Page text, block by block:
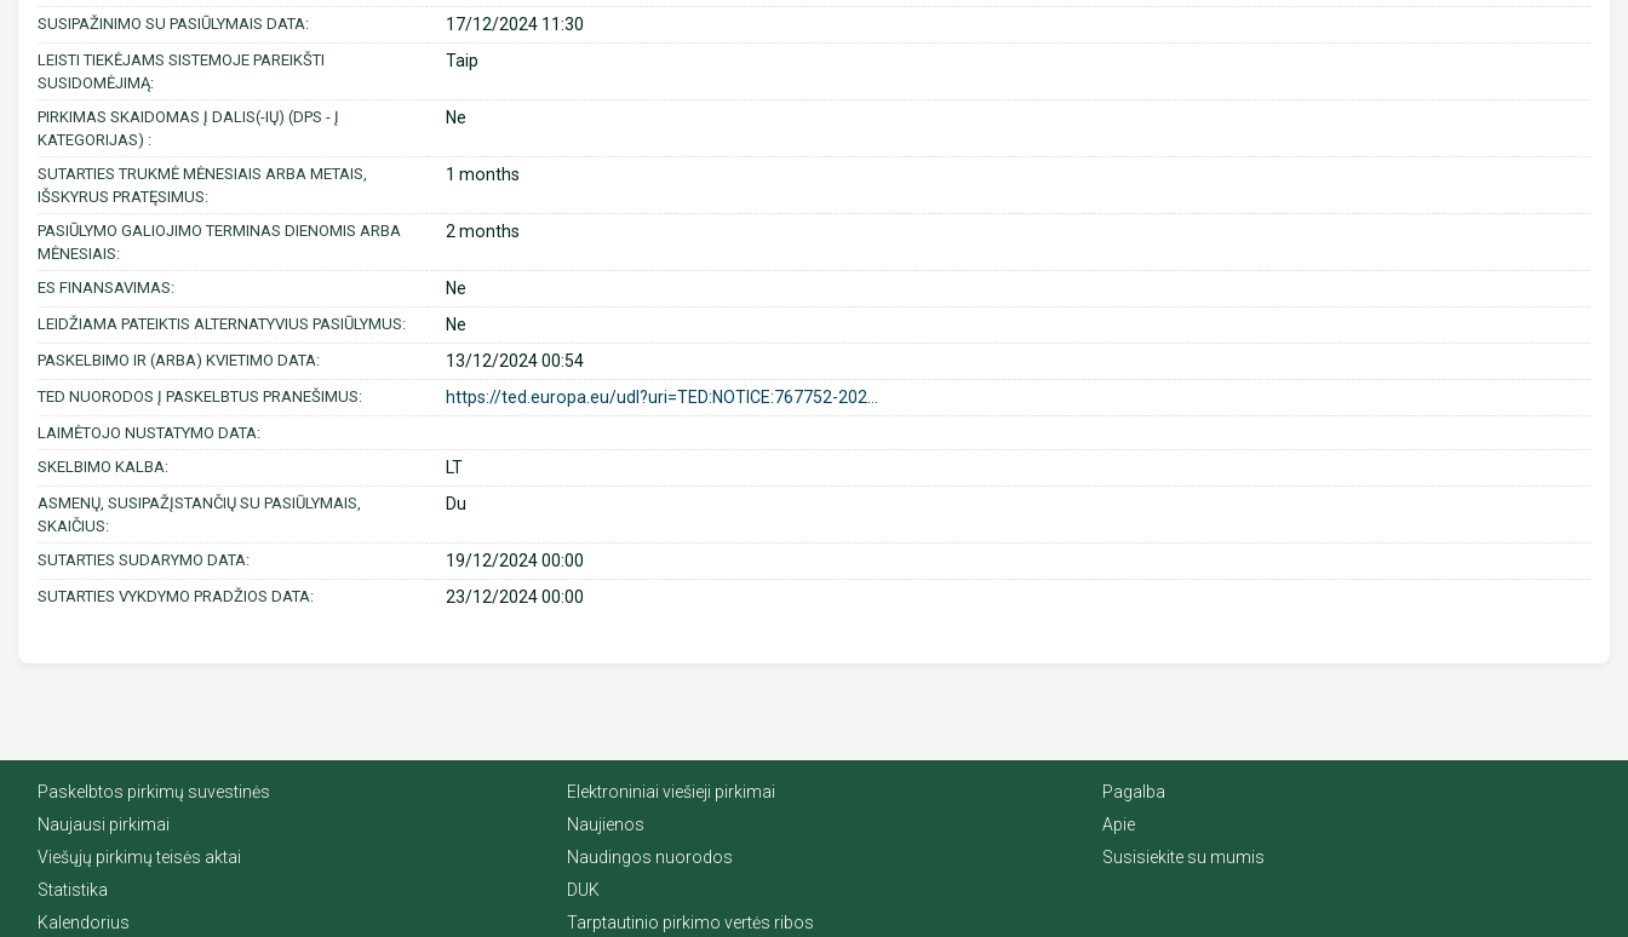
SUSIPAŽINIMO SU PASIŪLYMAIS DATA: 17/12/2024 11:30
LEISTI TIEKĖJAMS SISTEMOJE PAREIKŠTI
SUSIDOMĖJIMĄ:
Taip
PIRKIMAS SKAIDOMAS Į DALIS(-IŲ) (DPS - Į
KATEGORIJAS) :
Ne
SUTARTIES TRUKMĖ MĖNESIAIS ARBA METAIS,
IŠSKYRUS PRATĘSIMUS:
1 months
PASIŪLYMO GALIOJIMO TERMINAS DIENOMIS ARBA
MĖNESIAIS:
2 months
ES FINANSAVIMAS: Ne
LEIDŽIAMA PATEIKTIS ALTERNATYVIUS PASIŪLYMUS: Ne
PASKELBIMO IR (ARBA) KVIETIMO DATA: 13/12/2024 00:54
TED NUORODOS Į PASKELBTUS PRANEŠIMUS: https://ted.europa.eu/udl?uri=TED:NOTICE:767752-202...
LAIMĖTOJO NUSTATYMO DATA:
SKELBIMO KALBA:
LT
ASMENŲ, SUSIPAŽĮSTANČIŲ SU PASIŪLYMAIS,
SKAIČIUS:
Du
SUTARTIES SUDARYMO DATA: 19/12/2024 00:00
SUTARTIES VYKDYMO PRADŽIOS DATA: 23/12/2024 00:00
Paskelbtos pirkimų suvestinės
Naujausi pirkimai
Viešųjų pirkimų teisės aktai
Statistika
Kalendorius
Elektroniniai viešieji pirkimai
Naujienos
Naudingos nuorodos
DUK
Tarptautinio pirkimo vertės ribos
Pagalba
Apie
Susisiekite su mumis